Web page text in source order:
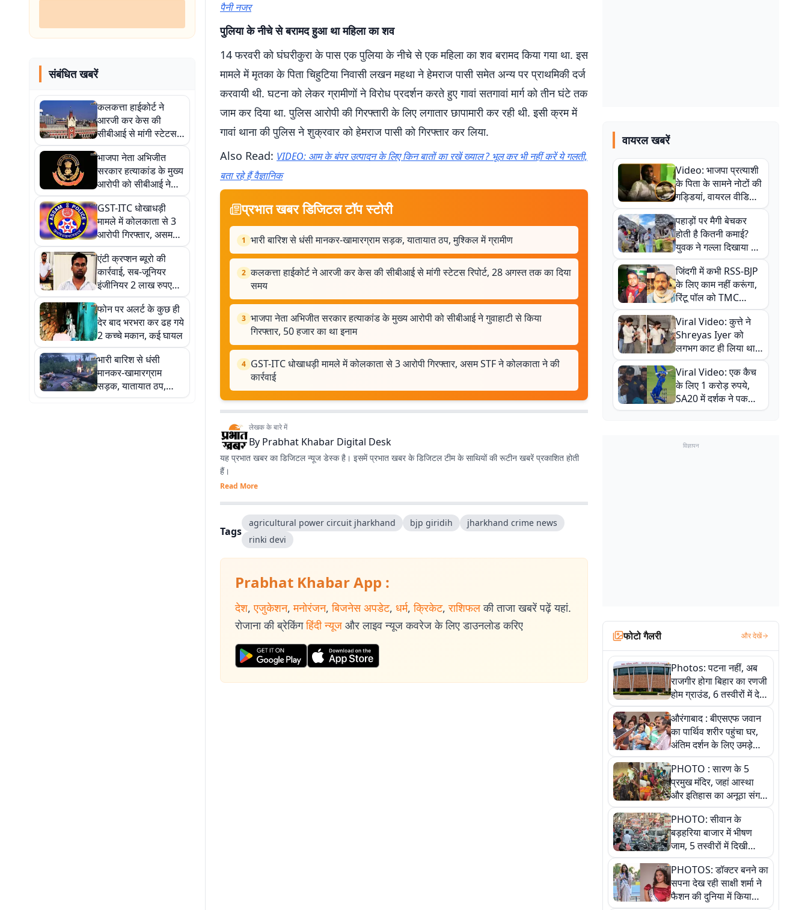
संबंधित खबरें
कलकत्ता हाईकोर्ट ने
आरजी कर केस की
सीबीआई से मांगी स्टेटस
रिपोर्ट, 28 अगस्त तक का
दिया समय
भाजपा नेता अभिजीत
सरकार हत्याकांड के मुख्य
आरोपी को सीबीआई ने
गुवाहाटी से किया
गिरफ्तार, 50 हजार का था
इनाम
GST-ITC धोखाधड़ी
मामले में कोलकाता से 3
आरोपी गिरफ्तार, असम
STF ने कोलकाता ने की
कार्रवाई
एंटी क्रप्शन ब्यूरो की
कार्रवाई, सब-जूनियर
इंजीनियर 2 लाख रुपए
रिश्वत लेते अरेस्ट
फोन पर अलर्ट के कुछ ही
देर बाद भरभरा कर ढह गये
2 कच्चे मकान, कई घायल
भारी बारिश से धंसी
मानकर-खामारग्राम
सड़क, यातायात ठप,
मुश्किल में ग्रामीण
पैनी नजर
पुलिया के नीचे से बरामद हुआ था महिला का शव
14 फरवरी को घंघरीकुरा के पास एक पुलिया के नीचे से एक महिला का शव बरामद किया गया था. इस
मामले में मृतका के पिता चिहुटिया निवासी लखन महथा ने हेमराज पासी समेत अन्य पर प्राथमिकी दर्ज
करवायी थी. घटना को लेकर ग्रामीणों ने विरोध प्रदर्शन करते हुए गावां सतगावां मार्ग को तीन घंटे तक
जाम कर दिया था. पुलिस आरोपी की गिरफ्तारी के लिए लगातार छापामारी कर रही थी. इसी क्रम में
गावां थाना की पुलिस ने शुक्रवार को हेमराज पासी को गिरफ्तार कर लिया.
Also Read: VIDEO: आम के बंपर उत्पादन के लिए किन बातों का रखें ख्याल ? भूल कर भी नहीं करें ये गलती,
बता रहे हैं वैज्ञानिक
प्रभात खबर डिजिटल टॉप स्टोरी
1 भारी बारिश से धंसी मानकर-खामारग्राम सड़क, यातायात ठप, मुश्किल में ग्रामीण
2 कलकत्ता हाईकोर्ट ने आरजी कर केस की सीबीआई से मांगी स्टेटस रिपोर्ट, 28 अगस्त तक का दिया
समय
3 भाजपा नेता अभिजीत सरकार हत्याकांड के मुख्य आरोपी को सीबीआई ने गुवाहाटी से किया
गिरफ्तार, 50 हजार का था इनाम
4 GST-ITC धोखाधड़ी मामले में कोलकाता से 3 आरोपी गिरफ्तार, असम STF ने कोलकाता ने की
कार्रवाई
लेखक के बारे में
By Prabhat Khabar Digital Desk
यह प्रभात खबर का डिजिटल न्यूज डेस्क है। इसमें प्रभात खबर के डिजिटल टीम के साथियों की रूटीन खबरें प्रकाशित होती
हैं।
Read More
Tags
agricultural power circuit jharkhand bjp giridih
jharkhand crime news
rinki devi
Prabhat Khabar App :
देश, एजुकेशन, मनोरंजन, बिजनेस अपडेट, धर्म, क्रिकेट, राशिफल की ताजा खबरें पढ़ें यहां.
रोजाना की ब्रेकिंग हिंदी न्यूज और लाइव न्यूज कवरेज के लिए डाउनलोड करिए
वायरल खबरें
Video: भाजपा प्रत्याशी
के पिता के सामने नोटों की
गड्डियां, वायरल वीडियो
से राजनीति में उबाल,
अजित महतो बोले- TMC
की गंदी चाल
पहाड़ों पर मैगी बेचकर
होती है कितनी कमाई?
युवक ने गल्ला दिखाया तो
नौकरी वालों के खड़े हो गए
कान
जिंदगी में कभी RSS-BJP
के लिए काम नहीं करूंगा,
रिंटू पॉल को TMC
ऑफिस में ले जाकर पीटा,
Video वायरल
Viral Video: कुत्ते ने
Shreyas Iyer को
लगभग काट ही लिया था,
न्यूजीलैंड सीरीज से पहले
बाल-बाल बचे
Viral Video: एक कैच
के लिए 1 करोड़ रुपये,
SA20 में दर्शक ने पकड़ा
एक हाथ से गजब का कैच
विज्ञापन
फोटो गैलरी और देखें
Photos: पटना नहीं, अब
राजगीर होगा बिहार का रणजी
होम ग्राउंड, 6 तस्वीरों में देखें
नए स्टेडियम की पूरी कहानी
औरंगाबाद : बीएसएफ जवान
का पार्थिव शरीर पहुंचा घर,
अंतिम दर्शन के लिए उमड़े
लोग
PHOTO : सारण के 5
प्रमुख मंदिर, जहां आस्था
और इतिहास का अनूठा संगम,
तस्वीरों में जानिए
PHOTO: सीवान के
बड़हरिया बाजार में भीषण
जाम, 5 तस्वीरों में दिखी
अव्यवस्था
PHOTOS: डॉक्टर बनने का
सपना देख रही साक्षी शर्मा ने
फैशन की दुनिया में किया